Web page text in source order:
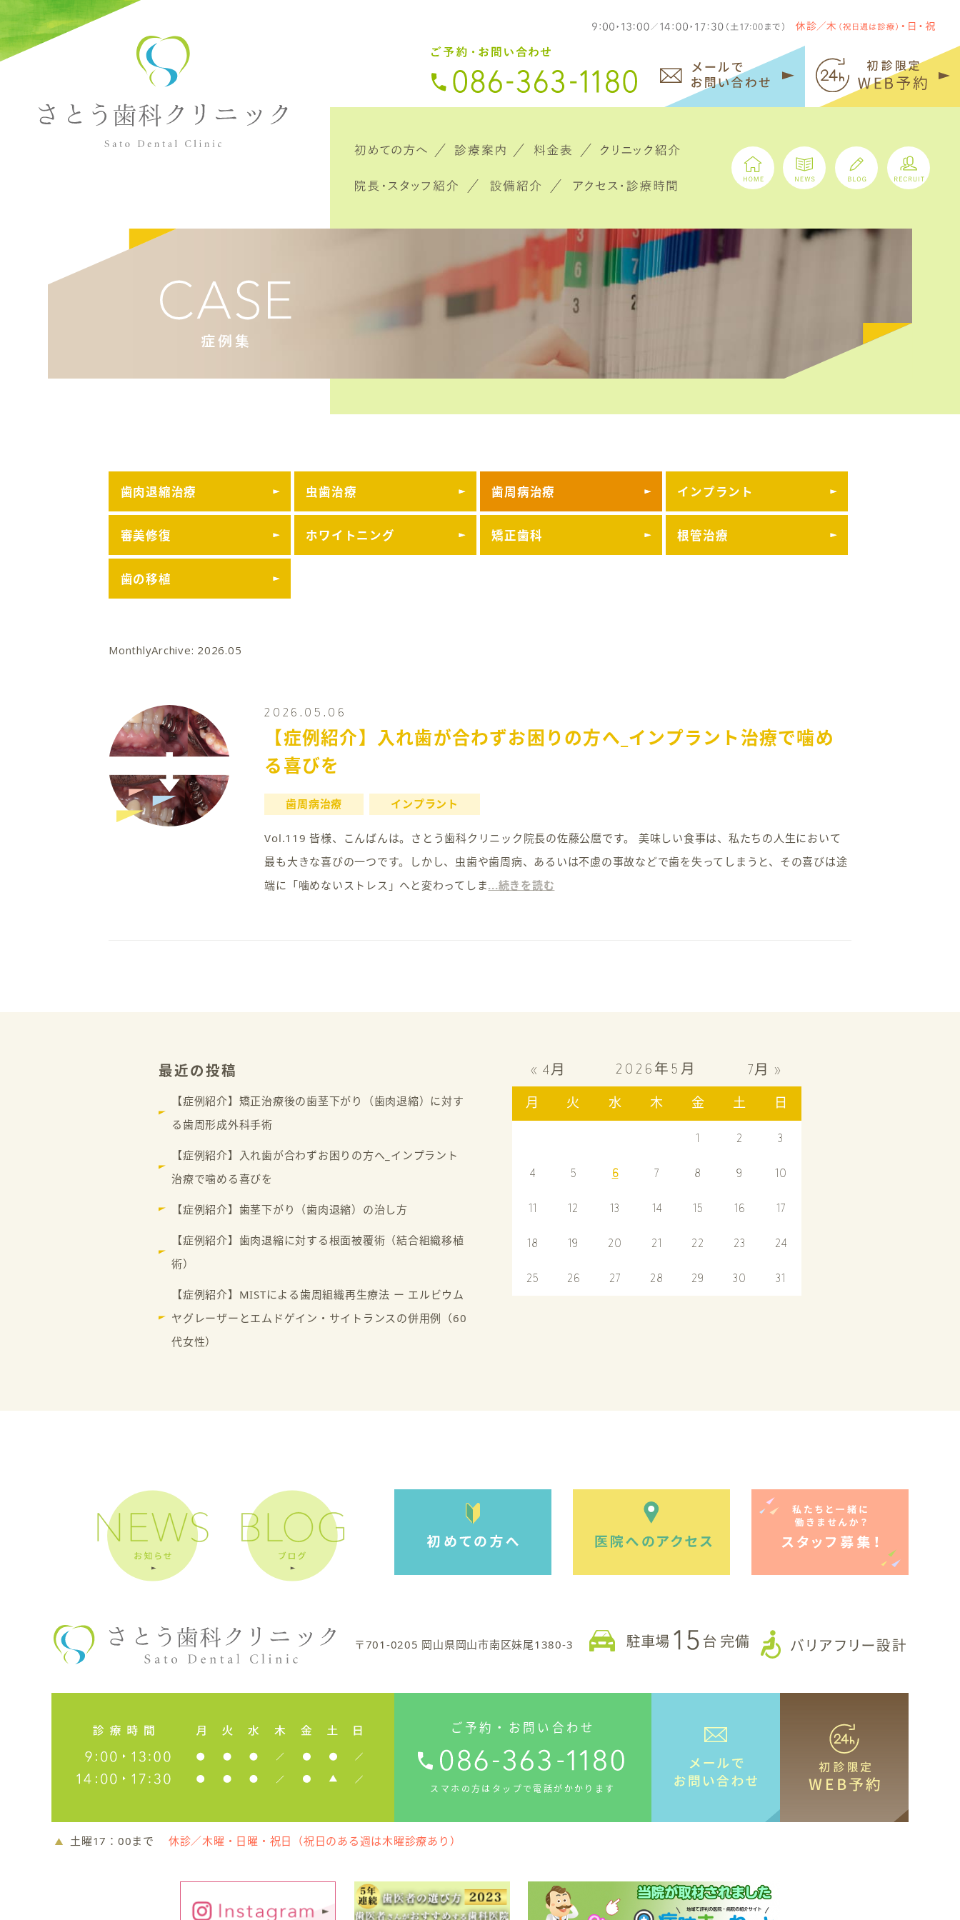
086-363-1180
歯肉退縮治療 虫歯治療 歯周病治療 インプラント
審美修復 ホワイトニング 矯正歯科 根管治療
歯の移植
MonthlyArchive: 2026.05
2026.05.06
【症例紹介】入れ歯が合わずお困りの方へ_インプラント治療で噛め
る喜びを
歯周病治療 インプラント
Vol.119 皆様、こんばんは。さとう歯科クリニック院長の佐藤公麿です。 美味しい食事は、私たちの人生において
最も大きな喜びの一つです。しかし、虫歯や歯周病、あるいは不慮の事故などで歯を失ってしまうと、その喜びは途
端に「噛めないストレス」へと変わってしま...続きを読む
最近の投稿
【症例紹介】矯正治療後の歯茎下がり（歯肉退縮）に対す
る歯周形成外科手術
【症例紹介】入れ歯が合わずお困りの方へ_インプラント
治療で噛める喜びを
【症例紹介】歯茎下がり（歯肉退縮）の治し方
【症例紹介】歯肉退縮に対する根面被覆術（結合組織移植
術）
【症例紹介】MISTによる歯周組織再生療法 ー エルビウム
ヤグレーザーとエムドゲイン・サイトランスの併用例（60
代女性）
2026年5月
月 火 水 木 金 土 日
« 4月 7月 »
1 2 3
4 5 6 7 8 9 10
11 12 13 14 15 16 17
18 19 20 21 22 23 24
25 26 27 28 29 30 31
〒701-0205 岡山県岡山市南区妹尾1380-3
ご予約・お問い合わせ
スマホの方はタップで電話がかかります
土曜17：00まで 休診／木曜・日曜・祝日（祝日のある週は木曜診療あり）